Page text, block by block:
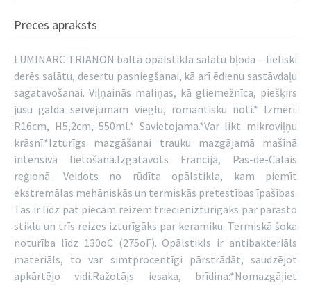
Preces apraksts
LUMINARC TRIANON baltā opālstikla salātu bļoda – lieliski
derēs salātu, desertu pasniegšanai, kā arī ēdienu sastāvdaļu
sagatavošanai. Viļņainās maliņas, kā gliemežnīca, piešķirs
jūsu galda servējumam vieglu, romantisku noti.* Izmēri:
R16cm, H5,2cm, 550ml.* Savietojama.*Var likt mikroviļņu
krāsnī.*Izturīgs mazgāšanai trauku mazgājamā mašīnā
intensīvā lietošanā.Izgatavots Francijā, Pas-de-Calais
reģionā. Veidots no rūdīta opālstikla, kam piemīt
ekstremālas mehāniskās un termiskās pretestības īpašības.
Tas ir līdz pat piecām reizēm triecienizturīgāks par parasto
stiklu un trīs reizes izturīgāks par keramiku. Termiskā šoka
noturība līdz 130oC (275oF). Opālstikls ir antibakteriāls
materiāls, to var simtprocentīgi pārstrādāt, saudzējot
apkārtējo vidi.Ražotājs iesaka, brīdina:*Nomazgājiet